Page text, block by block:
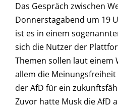
Das Gespräch zwischen
Donnerstagabend um 19
ist es in einem
sich die Nutzer der
Themen sollen laut einem
allem die
der AfD für ein
Zuvor hatte Musk die AfD